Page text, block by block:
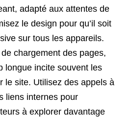
adapté aux attentes de
le design pour qu’il soit
sur tous les appareils.
chargement des pages,
longue incite souvent les
le site. Utilisez des appels à
liens internes pour
à explorer davantage